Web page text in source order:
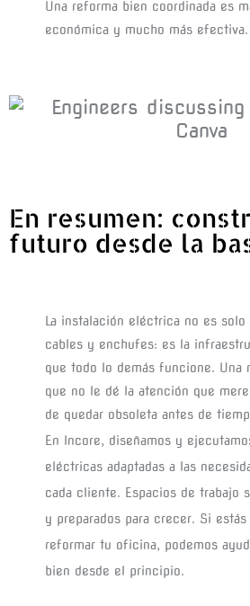
Una reforma bien coordinada es
económica y mucho más efectiva.
En resumen:
futuro desde la
La instalación eléctrica no es
cables y enchufes: es la
que todo lo demás funcione. Una
que no le dé la atención que
de quedar obsoleta antes de
En Incore, diseñamos y
eléctricas adaptadas a las
cada cliente. Espacios de trabajo
y preparados para crecer. Si estás
reformar tu oficina, podemos
bien desde el principio.